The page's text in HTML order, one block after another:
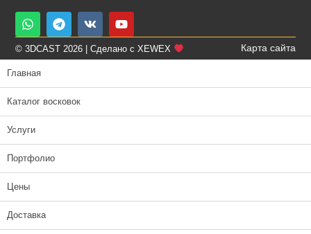
© 3DCAST 2026 | Сделано с XEWEX Карта сайта
Главная
Каталог восковок
Услуги
Портфолио
Цены
Доставка